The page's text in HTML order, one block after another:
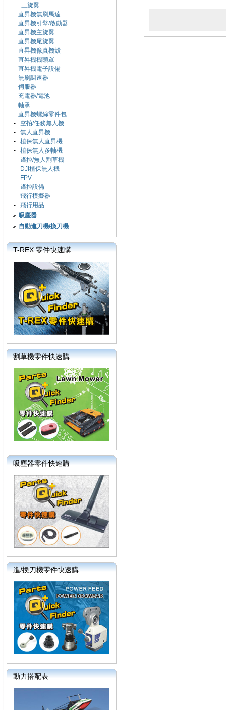
三旋翼
直昇機無刷馬達
直昇機引擎/啟動器
直昇機主旋翼
直昇機尾旋翼
直昇機像真機殼
直昇機機頭罩
直昇機電子設備
無刷調速器
伺服器
充電器/電池
軸承
直昇機螺絲零件包
- 空拍/任務無人機
- 無人直昇機
- 植保無人直昇機
- 植保無人多軸機
- 遙控/無人割草機
-
DJI植保無人機
-
FPV
- 遙控設備
- 飛行模擬器
- 飛行用品
吸塵器
自動進刀機/換刀機
T-REX 零件快速購
割草機零件快速購
吸塵器零件快速購
進/換刀機零件快速購
動力搭配表